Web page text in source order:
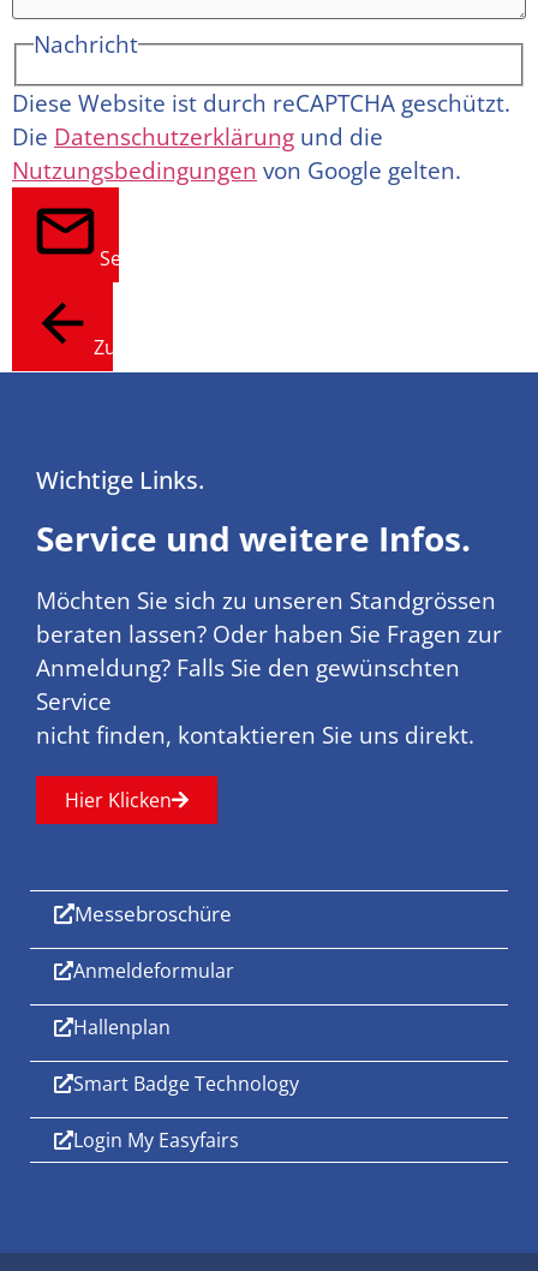
Nachricht
Diese Website ist durch reCAPTCHA geschützt.
Die Datenschutzerklärung und die
Nutzungsbedingungen von Google gelten.
Senden
Zurück
Wichtige Links.
Service und weitere Infos.
Möchten Sie sich zu unseren Standgrössen
beraten lassen? Oder haben Sie Fragen zur
Anmeldung? Falls Sie den gewünschten
Service
nicht finden, kontaktieren Sie uns direkt.
Hier Klicken
Messebroschüre
Anmeldeformular
Hallenplan
Smart Badge Technology
Login My Easyfairs